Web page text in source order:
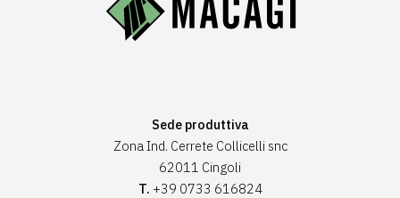
Sede produttiva
Zona Ind. Cerrete Collicelli snc
62011 Cingoli
T. +39 0733 616824